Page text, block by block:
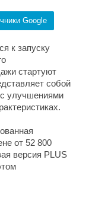
Google
к запуску
стартуют
собой
улучшениями
от 52 800
версия PLUS